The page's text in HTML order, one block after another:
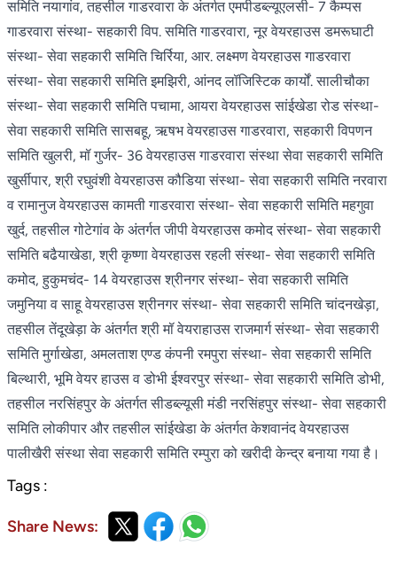
समिति नयागांव, तहसील गाडरवारा के अंतर्गत एमपीडब्ल्यूएलसी- 7 कैम्पस
गाडरवारा संस्था- सहकारी विप. समिति गाडरवारा, नूर वेयरहाउस डमरूघाटी
संस्था- सेवा सहकारी समिति चिर्रिया, आर. लक्ष्मण वेयरहाउस गाडरवारा
संस्था- सेवा सहकारी समिति इमझिरी, आंनद लॉजिस्टिक कार्यों. सालीचौका
संस्था- सेवा सहकारी समिति पचामा, आयरा वेयरहाउस सांईखेडा रोड संस्था-
सेवा सहकारी समिति सासबहू, ऋषभ वेयरहाउस गाडरवारा, सहकारी विपणन
समिति खुलरी, मॉ गुर्जर- 36 वेयरहाउस गाडरवारा संस्था सेवा सहकारी समिति
खुर्सीपार, श्री रघुवंशी वेयरहाउस कौडिया संस्था- सेवा सहकारी समिति नरवारा
व रामानुज वेयरहाउस कामती गाडरवारा संस्था- सेवा सहकारी समिति महगुवा
खुर्द, तहसील गोटेगांव के अंतर्गत जीपी वेयरहाउस कमोद संस्था- सेवा सहकारी
समिति बढैयाखेडा, श्री कृष्णा वेयरहाउस रहली संस्था- सेवा सहकारी समिति
कमोद, हुकुमचंद- 14 वेयरहाउस श्रीनगर संस्था- सेवा सहकारी समिति
जमुनिया व साहू वेयरहाउस श्रीनगर संस्था- सेवा सहकारी समिति चांदनखेड़ा,
तहसील तेंदूखेड़ा के अंतर्गत श्री मॉ वेयराहाउस राजमार्ग संस्था- सेवा सहकारी
समिति मुर्गाखेडा, अमलताश एण्ड कंपनी रमपुरा संस्था- सेवा सहकारी समिति
बिल्थारी, भूमि वेयर हाउस व डोभी ईश्वरपुर संस्था- सेवा सहकारी समिति डोभी,
तहसील नरसिंहपुर के अंतर्गत सीडब्ल्यूसी मंडी नरसिंहपुर संस्था- सेवा सहकारी
समिति लोकीपार और तहसील सांईखेडा के अंतर्गत केशवानंद वेयरहाउस
पालीखैरी संस्था सेवा सहकारी समिति रम्पुरा को खरीदी केन्द्र बनाया गया है।
Tags :
Share News: